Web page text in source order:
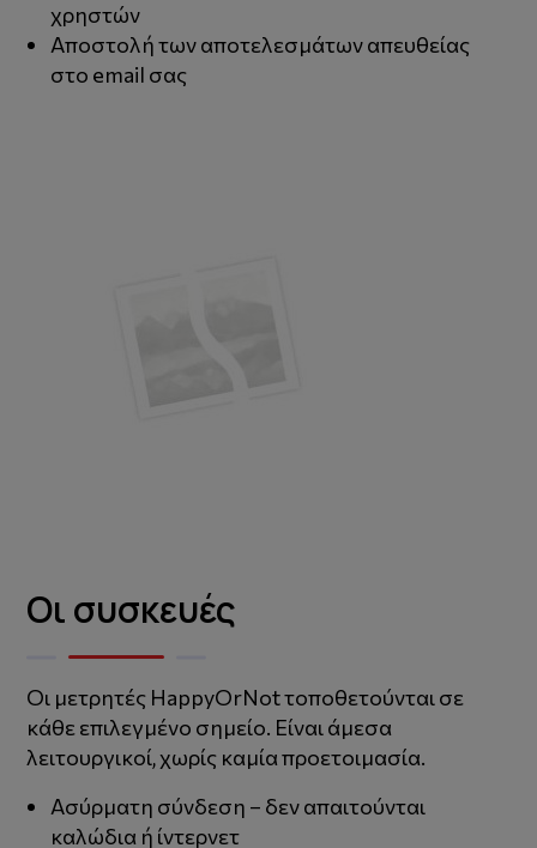
χρηστών
Αποστολή των αποτελεσμάτων απευθείας
στο email σας
Οι συσκευές
Οι μετρητές ΗappyΟrΝot τοποθετούνται σε
κάθε επιλεγμένο σημείο. Είναι άμεσα
λειτουργικοί, χωρίς καμία προετοιμασία.
Ασύρματη σύνδεση – δεν απαιτούνται
καλώδια ή ίντερνετ